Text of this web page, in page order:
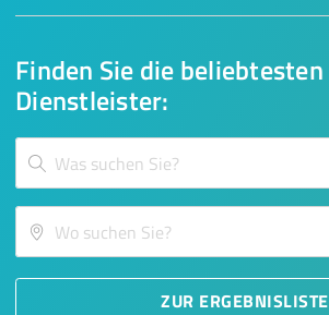
Finden Sie die beliebtesten
Dienstleister:
ZUR ERGEBNISLISTE